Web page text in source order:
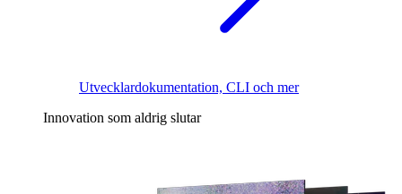
Utvecklardokumentation, CLI och mer
Innovation som aldrig slutar